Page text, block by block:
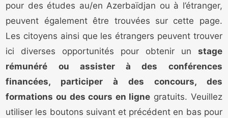
pour des études au/en Azerbaïdjan ou à l’étranger,
peuvent également être trouvées sur cette page.
Les citoyens ainsi que les étrangers peuvent trouver
ici diverses opportunités pour obtenir un stage
rémunéré ou assister à des conférences
financées, participer à des concours, des
formations ou des cours en ligne gratuits. Veuillez
utiliser les boutons suivant et précédent en bas pour